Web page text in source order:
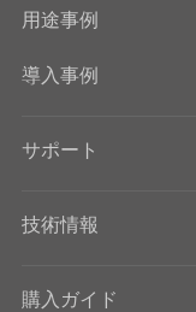
用途事例
導入事例
サポート
技術情報
購入ガイド